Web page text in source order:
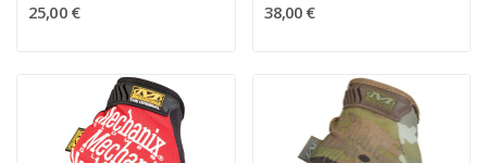
25,00 € 38,00 €